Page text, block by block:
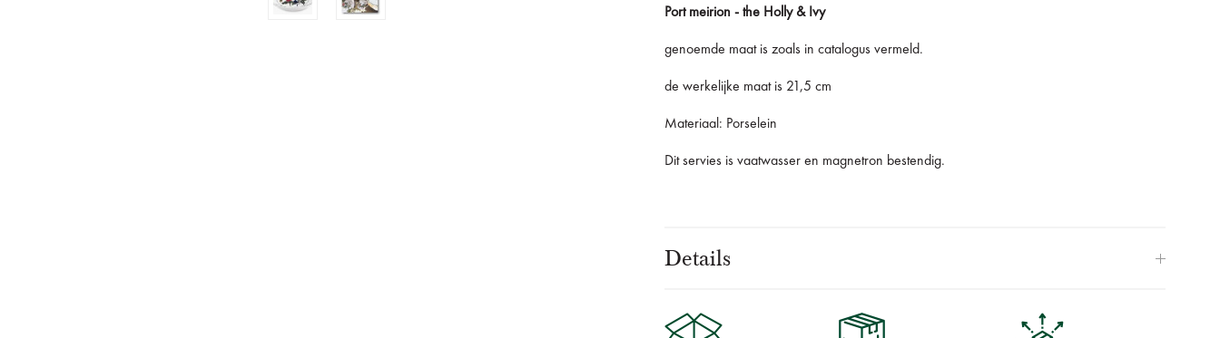
Port meirion - the Holly & Ivy
genoemde maat is zoals in catalogus vermeld.
de werkelijke maat is 21,5 cm
Materiaal: Porselein
Dit servies is vaatwasser en magnetron bestendig.
Details